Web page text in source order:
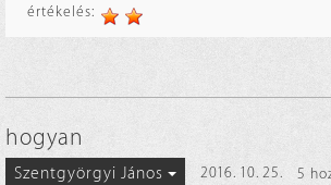
értékelés:
hogyan
Szentgyörgyi János 2016. 10. 25.
5